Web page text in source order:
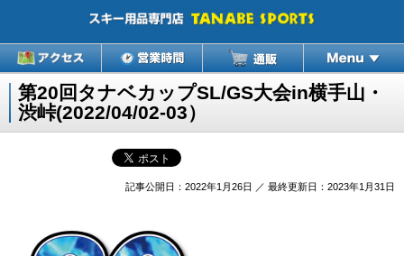
第20回タナベカップSL/GS大会in横手山・
渋峠(2022/04/02-03）
記事公開日：2022年1月26日 ／ 最終更新日：2023年1月31日